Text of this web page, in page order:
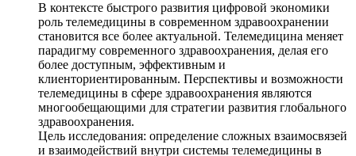
В контексте быстрого развития цифровой экономики
роль телемедицины в современном здравоохранении
становится все более актуальной. Телемедицина меняет
парадигму современного здравоохранения, делая его
более доступным, эффективным и
клиенториентированным. Перспективы и возможности
телемедицины в сфере здравоохранения являются
многообещающими для стратегии развития глобального
здравоохранения.
Цель исследования: определение сложных взаимосвязей
и взаимодействий внутри системы телемедицины в